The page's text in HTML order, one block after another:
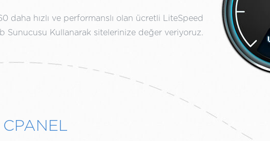
daha hızlı ve performanslı olan ücretli LiteSpeed
Sunucusu Kullanarak sitelerinize değer veriyoruz.